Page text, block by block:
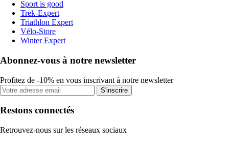
Sport is good
Trek-Expert
Triathlon Expert
Vélo-Store
Winter Expert
Abonnez-vous à notre newsletter
Profitez de -10% en vous inscrivant à notre newsletter
S'inscrire
Restons connectés
Retrouvez-nous sur les réseaux sociaux